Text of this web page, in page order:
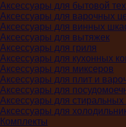
Аксессуары для бытовой
Аксессуары для варочных
Аксессуары для винных
Аксессуары для вытяжек
Аксессуары для гриля
Аксессуары для кухонных
Аксессуары для миксеров
Аксессуары для плит и
Аксессуары для
Аксессуары для
Аксессуары для
Комплекты